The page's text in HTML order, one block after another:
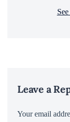
Leave a
Your email